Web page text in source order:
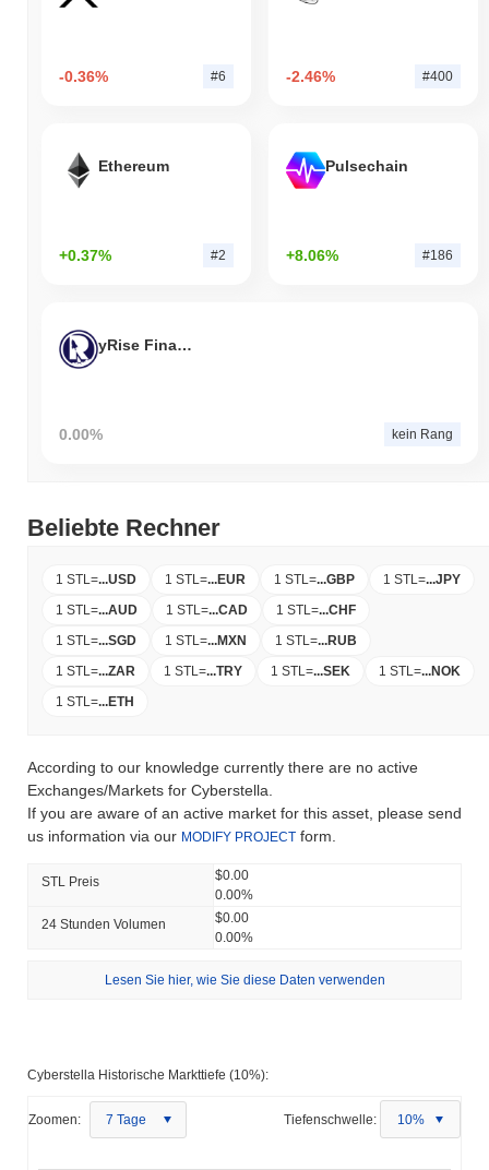
-0.36% #6 -2.46% #400
Ethereum
+0.37% #2
Pulsechain
+8.06% #186
yRise Finance
0.00% kein Rang
Beliebte Rechner
1 STL =...USD 1 STL =...EUR 1 STL =...GBP 1 STL =...JPY
1 STL =...AUD 1 STL =...CAD 1 STL =...CHF
1 STL =...SGD 1 STL =...MXN 1 STL =...RUB
1 STL =...ZAR 1 STL =...TRY 1 STL =...SEK 1 STL =...NOK
1 STL =...ETH
According to our knowledge currently there are no active
Exchanges/Markets for Cyberstella.
If you are aware of an active market for this asset, please send
us information via our MODIFY PROJECT form.
STL Preis
$0.00
0.00%
24 Stunden Volumen
$0.00
0.00%
Lesen Sie hier, wie Sie diese Daten verwenden
Cyberstella Historische Markttiefe (10%):
Zoomen: 7 Tage Tiefenschwelle: 10%